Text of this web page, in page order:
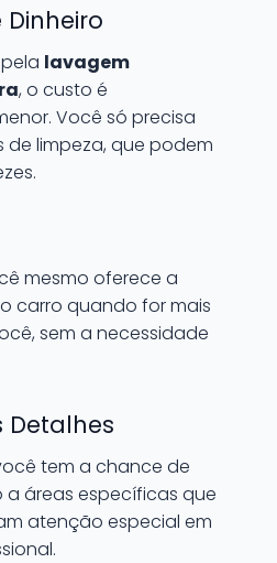
Dinheiro
lavagem
, o custo é
Você só precisa
de limpeza, que podem
mesmo oferece a
carro quando for mais
sem a necessidade
Detalhes
tem a chance de
áreas específicas que
atenção especial em